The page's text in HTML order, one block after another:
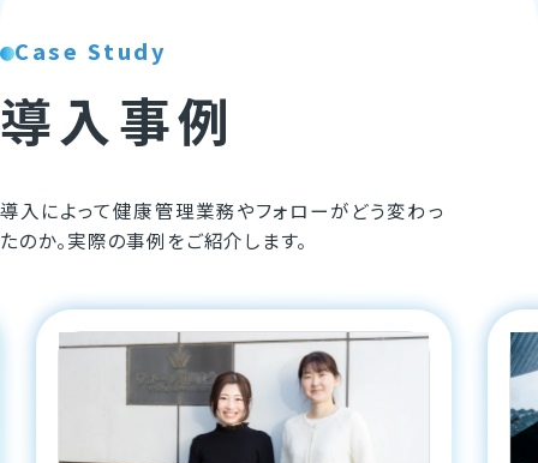
Case Study
導入事例
導入によって健康管理業務やフォローがどう変わっ
たのか。実際の事例をご紹介します。